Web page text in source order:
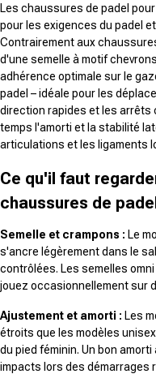
Les chaussures de padel
pour les exigences du padel
Contrairement aux
d'une semelle à motif
adhérence optimale sur le
padel – idéale pour les
direction rapides et les arrêts
temps l'amorti et la stabilité
articulations et les ligaments
Ce qu'il faut
chaussures de
Semelle et crampons : Le
s'ancre légèrement dans le
contrôlées. Les semelles
jouez occasionnellement sur
Ajustement et amorti : Les
étroits que les modèles
du pied féminin. Un bon
impacts lors des démarrages